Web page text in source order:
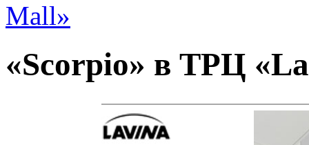
Mall»
«Scorpio» в ТРЦ